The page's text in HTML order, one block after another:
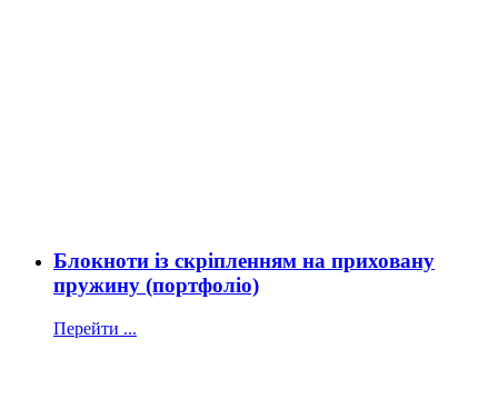
Блокноти із скріпленням на приховану
пружину (портфоліо)
Перейти ...